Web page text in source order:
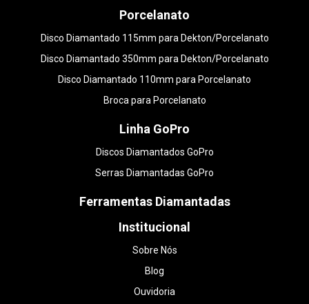
Porcelanato
Disco Diamantado 115mm para Dekton/Porcelanato
Disco Diamantado 350mm para Dekton/Porcelanato
Disco Diamantado 110mm para Porcelanato
Broca para Porcelanato
Linha GoPro
Discos Diamantados GoPro
Serras Diamantadas GoPro
Ferramentas Diamantadas
Institucional
Sobre Nós
Blog
Ouvidoria